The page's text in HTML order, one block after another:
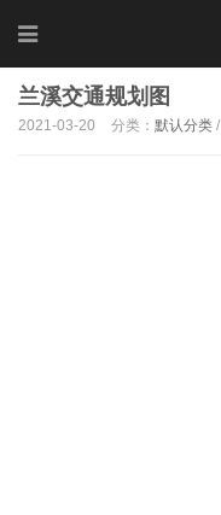
兰溪交通规划图
2021-03-20 分类： 默认分类 /